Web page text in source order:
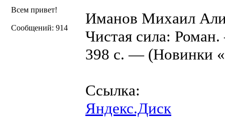
Всем привет!
Сообщений: 914
Иманов Михаил
Чистая сила:
398 с. — (Новинки
Ссылка:
Яндекс.Диск